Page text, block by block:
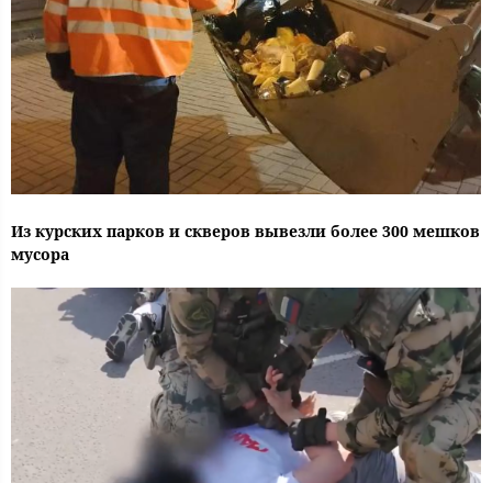
Из курских парков и скверов вывезли более 300 мешков
мусора